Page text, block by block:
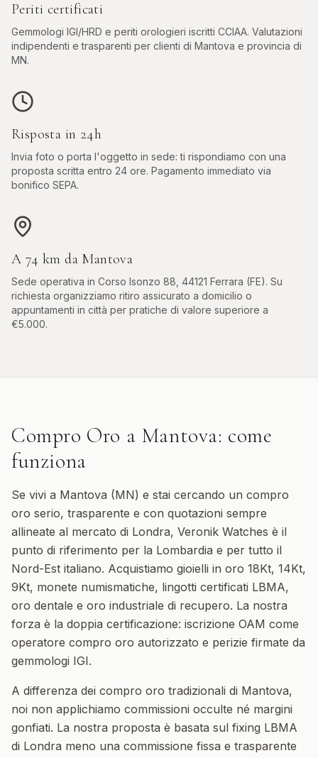
Periti certificati
Gemmologi IGI/HRD e periti orologieri iscritti CCIAA. Valutazioni
indipendenti e trasparenti per clienti di Mantova e provincia di
MN.
Risposta in 24h
Invia foto o porta l'oggetto in sede: ti rispondiamo con una
proposta scritta entro 24 ore. Pagamento immediato via
bonifico SEPA.
A 74 km da Mantova
Sede operativa in Corso Isonzo 88, 44121 Ferrara (FE). Su
richiesta organizziamo ritiro assicurato a domicilio o
appuntamenti in città per pratiche di valore superiore a
€5.000.
Compro Oro a Mantova: come
funziona
Se vivi a Mantova (MN) e stai cercando un compro
oro serio, trasparente e con quotazioni sempre
allineate al mercato di Londra, Veronik Watches è il
punto di riferimento per la Lombardia e per tutto il
Nord-Est italiano. Acquistiamo gioielli in oro 18Kt, 14Kt,
9Kt, monete numismatiche, lingotti certificati LBMA,
oro dentale e oro industriale di recupero. La nostra
forza è la doppia certificazione: iscrizione OAM come
operatore compro oro autorizzato e perizie firmate da
gemmologi IGI.
A differenza dei compro oro tradizionali di Mantova,
noi non applichiamo commissioni occulte né margini
gonfiati. La nostra proposta è basata sul fixing LBMA
di Londra meno una commissione fissa e trasparente